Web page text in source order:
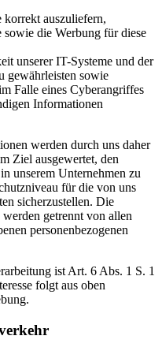
korrekt auszuliefern,
sowie die Werbung für diese
unserer IT-Systeme und der
gewährleisten sowie
Falle eines Cyberangriffes
Informationen
werden durch uns daher
Ziel ausgewertet, den
unserem Unternehmen zu
für die von uns
sicherzustellen. Die
getrennt von allen
personenbezogenen
ist Art. 6 Abs. 1 S. 1
folgt aus oben